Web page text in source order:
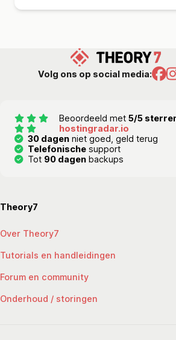
Volg ons op social media:
Beoordeeld met 5/5
hostingradar.io
30 dagen niet goed, geld terug
Telefonische support
Tot 90 dagen backups
Theory7
Over Theory7
Tutorials en handleidingen
Forum en community
Onderhoud / storingen